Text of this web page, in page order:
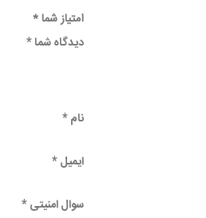
امتیاز شما*
دیدگاه شما*
نام*
ایمیل*
سوال امنیتی*